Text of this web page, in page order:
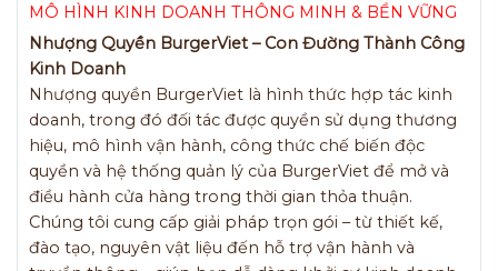
MÔ HÌNH KINH DOANH THÔNG MINH & BỀN VỮNG
Nhượng Quyền BurgerViet – Con Đường Thành Công
Kinh Doanh
Nhượng quyền BurgerViet là hình thức hợp tác kinh
doanh, trong đó đối tác được quyền sử dụng thương
hiệu, mô hình vận hành, công thức chế biến độc
quyền và hệ thống quản lý của BurgerViet để mở và
điều hành cửa hàng trong thời gian thỏa thuận.
Chúng tôi cung cấp giải pháp trọn gói – từ thiết kế,
đào tạo, nguyên vật liệu đến hỗ trợ vận hành và